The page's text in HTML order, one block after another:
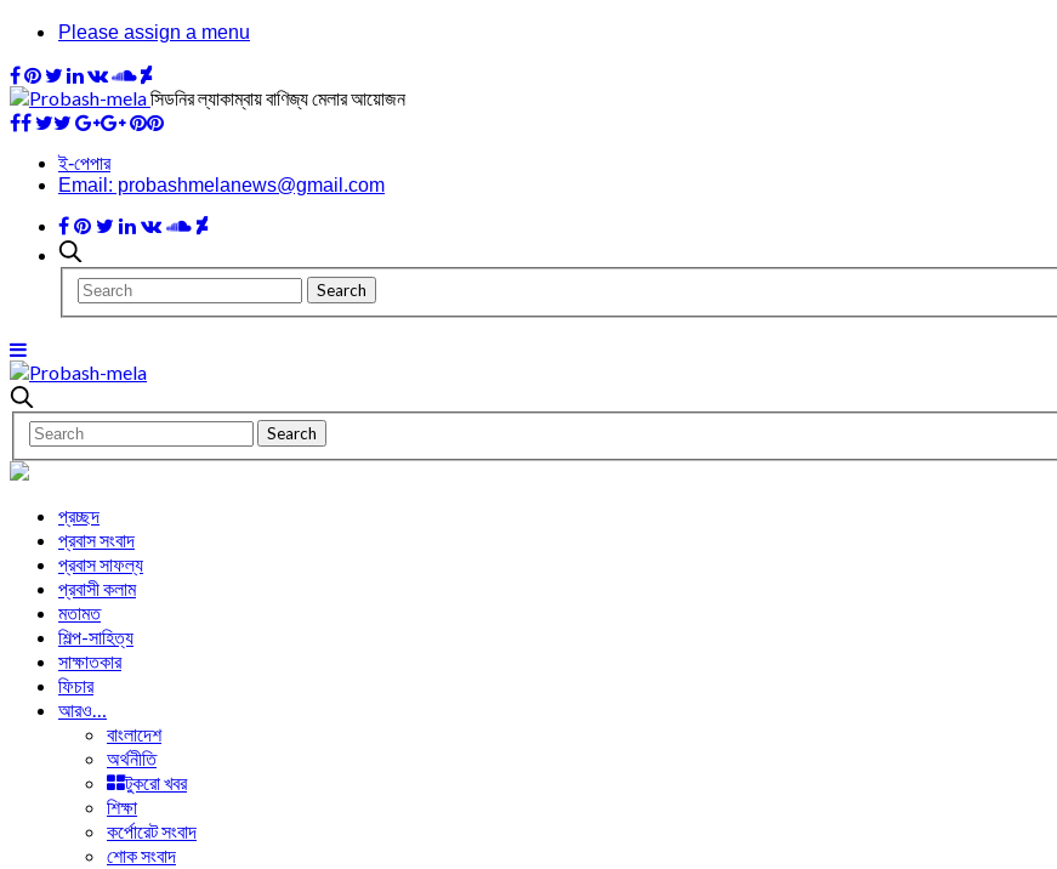
Please assign a menu
সিডনির ল্যাকাম্বায় বাণিজ্য মেলার আয়োজন
ই-পেপার
Email: probashmelanews@gmail.com
প্রচ্ছদ
প্রবাস সংবাদ
প্রবাস সাফল্য
প্রবাসী কলাম
মতামত
শিল্প-সাহিত্য
সাক্ষাতকার
ফিচার
আরও…
বাংলাদেশ
অর্থনীতি
টুকরো খবর
শিক্ষা
কর্পোরেট সংবাদ
শোক সংবাদ